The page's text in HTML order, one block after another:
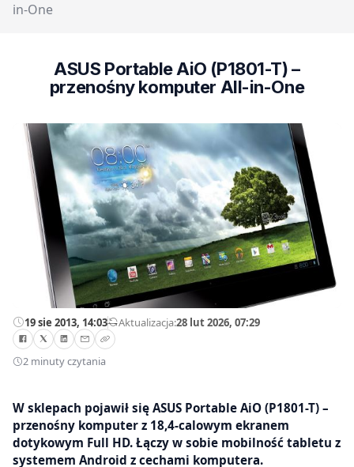
in-One
ASUS Portable AiO (P1801-T) –
przenośny komputer All-in-One
19 sie 2013, 14:03—Aktualizacja:28 lut 2026, 07:29
2 minuty czytania
W sklepach pojawił się ASUS Portable AiO (P1801-T) –
przenośny komputer z 18,4-calowym ekranem
dotykowym Full HD. Łączy w sobie mobilność tabletu z
systemem Android z cechami komputera.